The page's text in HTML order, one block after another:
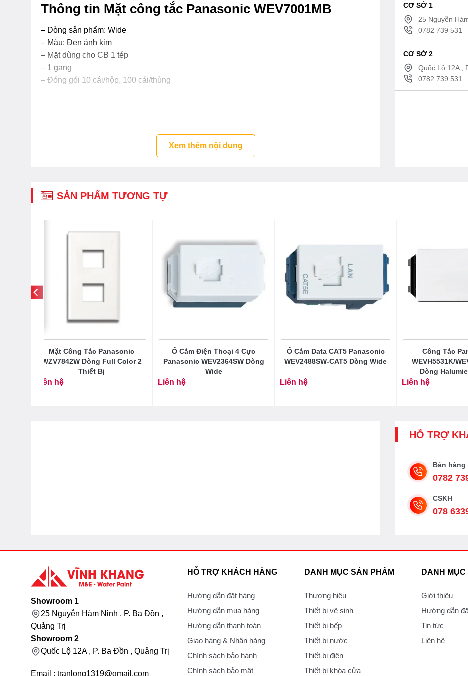
Thông tin Mặt công tắc Panasonic WEV7001MB
– Dòng sản phẩm: Wide
– Màu: Đen ánh kim
– Mặt dùng cho CB 1 tép
– 1 gang
– Đóng gói 10 cái/hộp, 100 cái/thùng
Xem thêm nội dung
CƠ SỞ 1
25 Nguyễn
0782 739 531
CƠ SỞ 2
Quốc Lộ 12A ,
0782 739 531
SẢN PHẨM TƯƠNG TỰ
Mặt Công Tắc Panasonic
WZV7842W Dòng Full Color 2
Thiết Bị
Liên hệ
Ổ Cắm Điện Thoại 4 Cực
Panasonic WEV2364SW Dòng
Wide
Liên hệ
Ổ Cắm Data CAT5 Panasonic
WEV2488SW-CAT5 Dòng Wide
Liên hệ
Công Tắc
WEVH5531K/
Dòng
Liên hệ
HỖ TRỢ
Bán hàng
0782
CSKH
078
Showroom 1
25 Nguyễn Hàm Ninh , P. Ba Đồn ,
Quảng Trị
Showroom 2
Quốc Lộ 12A , P. Ba Đồn , Quảng Trị
Email : tranlong1319@gmail.com
HỖ TRỢ KHÁCH HÀNG
Hướng dẫn đặt hàng
Hướng dẫn mua hàng
Hướng dẫn thanh toán
Giao hàng & Nhận hàng
Chính sách bảo hành
Chính sách bảo mật
DANH MỤC SẢN PHẨM
Thương hiệu
Thiết bị vệ sinh
Thiết bị bếp
Thiết bị nước
Thiết bị điện
Thiết bị khóa cửa
DANH MỤC
Giới thiệu
Hướng dẫn
Tin tức
Liên hệ